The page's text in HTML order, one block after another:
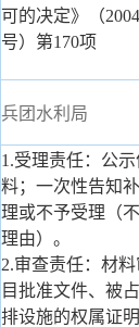
可的决定》（
号）第170项
兵团水利局
1.受理责任：公
料；一次性告知
理或不予受理（
理由）。
2.审查责任：材
目批准文件、被
排设施的权属证